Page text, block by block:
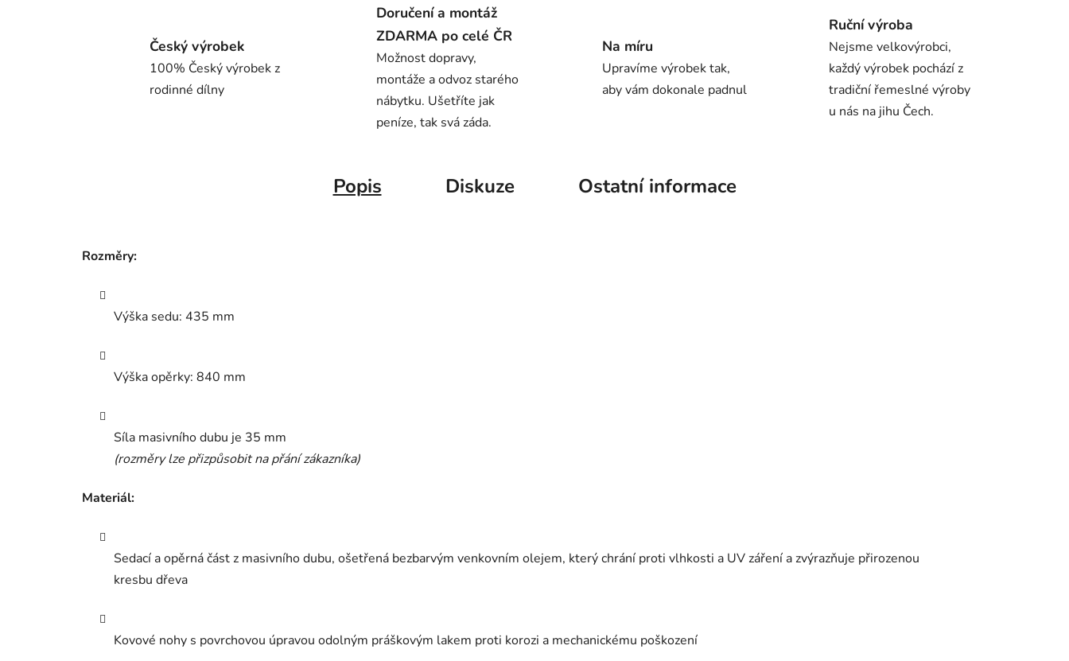
Český výrobek
100% Český výrobek z
rodinné dílny
Doručení a montáž
ZDARMA po celé ČR
Možnost dopravy,
montáže a odvoz starého
nábytku. Ušetříte jak
peníze, tak svá záda.
Na míru
Upravíme výrobek tak,
aby vám dokonale padnul
Ruční výroba
Nejsme velkovýrobci,
každý výrobek pochází z
tradiční řemeslné výroby
u nás na jihu Čech.
Popis Diskuze Ostatní informace
Rozměry:
Výška sedu: 435 mm
Výška opěrky: 840 mm
Síla masivního dubu je 35 mm
(rozměry lze přizpůsobit na přání zákazníka)
Materiál:
Sedací a opěrná část z masivního dubu, ošetřená bezbarvým venkovním olejem, který chrání proti vlhkosti a UV záření a zvýrazňuje přirozenou
kresbu dřeva
Kovové nohy s povrchovou úpravou odolným práškovým lakem proti korozi a mechanickému poškození